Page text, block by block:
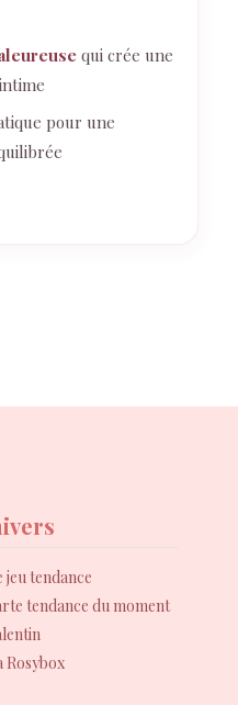
qui crée une
pour une
jeu tendance
tendance du moment
Rosybox